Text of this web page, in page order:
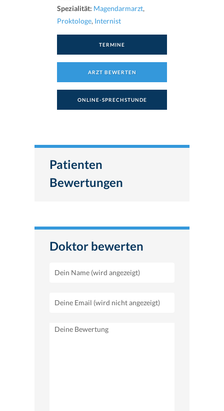
Spezialität: Magendarmarzt,
Proktologe, Internist
TERMINE
ARZT BEWERTEN
ONLINE-SPRECHSTUNDE
Patienten
Bewertungen
Doktor bewerten